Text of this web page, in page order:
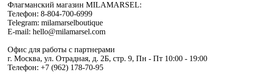
Флагманский магазин MILAMARSEL:
Телефон: 8-804-700-6999
Telegram: milamarselboutique
E-mail: hello@milamarsel.com
Офис для работы с партнерами
г. Москва, ул. Отрадная, д. 2Б, стр. 9, Пн - Пт 10:00 - 19:00
Телефон: +7 (962) 178-70-95